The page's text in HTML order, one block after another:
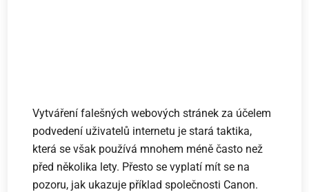
Vytváření falešných webových stránek za účelem
podvedení uživatelů internetu je stará taktika,
která se však používá mnohem méně často než
před několika lety. Přesto se vyplatí mít se na
pozoru, jak ukazuje příklad společnosti Canon.